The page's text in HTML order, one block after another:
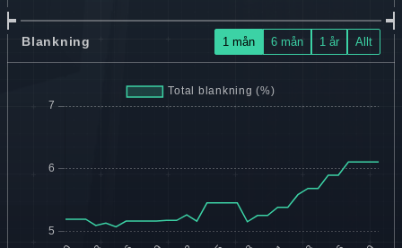
Blankning 1 mån 6 mån 1 år Allt